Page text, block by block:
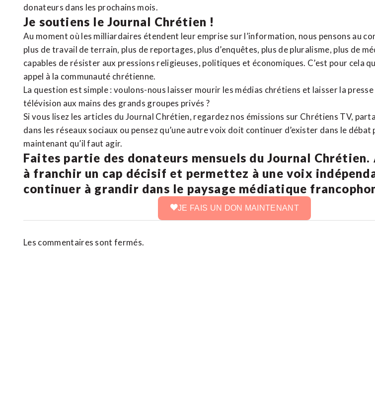
donateurs dans les prochains mois.
Je soutiens le Journal Chrétien !
Au moment où les milliardaires étendent leur emprise sur l’information, nous pensons au
plus de travail de terrain, plus de reportages, plus d’enquêtes, plus de pluralisme, plus de
capables de résister aux pressions religieuses, politiques et économiques. C’est pour cela
appel à la communauté chrétienne.
La question est simple : voulons-nous laisser mourir les médias chrétiens et laisser la presse
télévision aux mains des grands groupes privés ?
Si vous lisez les articles du Journal Chrétien, regardez nos émissions sur Chrétiens TV,
dans les réseaux sociaux ou pensez qu’une autre voix doit continuer d’exister dans le débat
maintenant qu’il faut agir.
Faites partie des donateurs mensuels du Journal Chrétien.
à franchir un cap décisif et permettez à une voix
continuer à grandir dans le paysage médiatique
JE FAIS UN DON MAINTENANT
Les commentaires sont fermés.